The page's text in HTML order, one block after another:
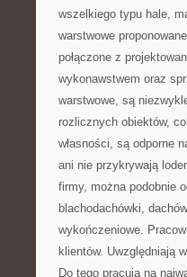
wszelkiego typu hale,
warstwowe
połączone z
wykonawstwem oraz
warstwowe, są
rozlicznych obiektów,
własności, są odporne
ani nie przykrywają
firmy, można podobnie
blachodachówki,
wykończeniowe.
klientów. Uwzględniają
Do tego pracują na